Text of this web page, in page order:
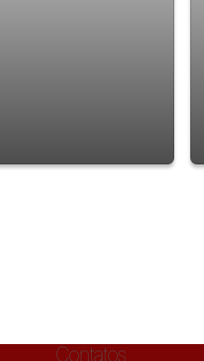
Contatos